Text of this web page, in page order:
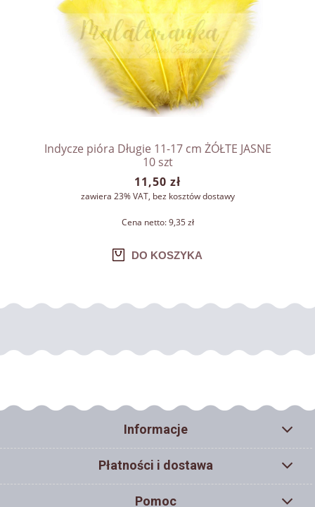
Indycze pióra Długie 11-17 cm ŻÓŁTE JASNE
10 szt
11,50 zł
zawiera 23% VAT, bez kosztów dostawy
Cena netto:9,35 zł
DO KOSZYKA
Informacje
Płatności i dostawa
Pomoc